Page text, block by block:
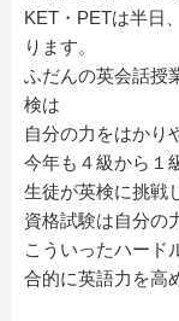
KET・PETは半日
ります。
ふだんの英会話授
検は
自分の力をはかり
今年も４級から１
生徒が英検に挑戦
資格試験は自分の
こういったハード
合的に英語力を高